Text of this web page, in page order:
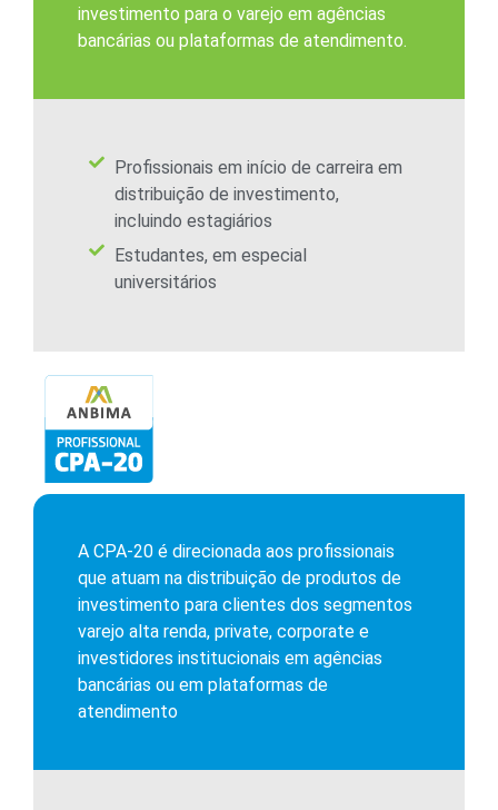
investimento para o varejo em agências
bancárias ou plataformas de atendimento.
Profissionais em início de carreira em
distribuição de investimento,
incluindo estagiários
Estudantes, em especial
universitários
A CPA-20 é direcionada aos profissionais
que atuam na distribuição de produtos de
investimento para clientes dos segmentos
varejo alta renda, private, corporate e
investidores institucionais em agências
bancárias ou em plataformas de
atendimento